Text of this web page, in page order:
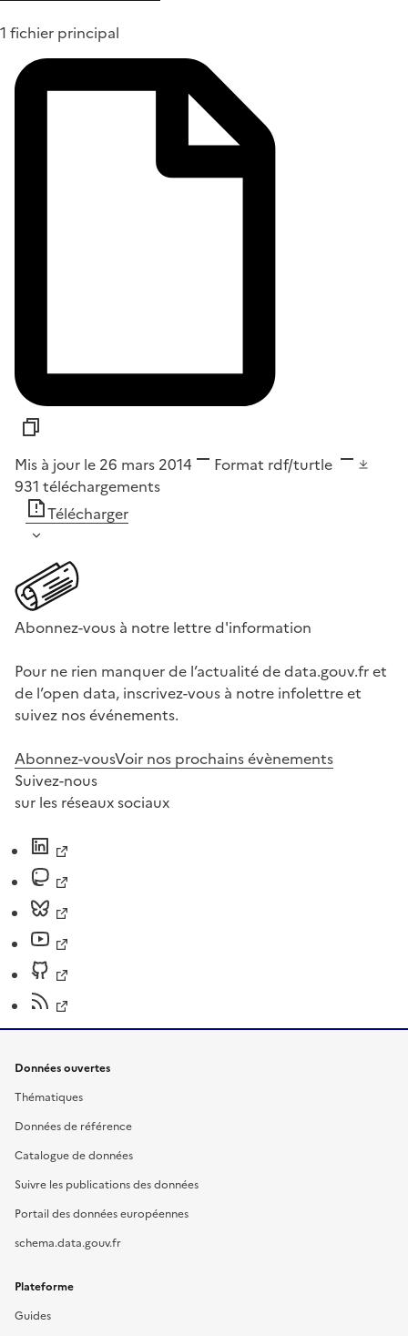
1 fichier principal
Mis à jour le 26 mars 2014 Format rdf/turtle
931 téléchargements
Télécharger
Abonnez-vous à notre lettre d'information
Pour ne rien manquer de l’actualité de data.gouv.fr et
de l’open data, inscrivez-vous à notre infolettre et
suivez nos événements.
Abonnez-vousVoir nos prochains évènements
Suivez-nous
sur les réseaux sociaux
Données ouvertes
Thématiques
Données de référence
Catalogue de données
Suivre les publications des données
Portail des données européennes
schema.data.gouv.fr
Plateforme
Guides